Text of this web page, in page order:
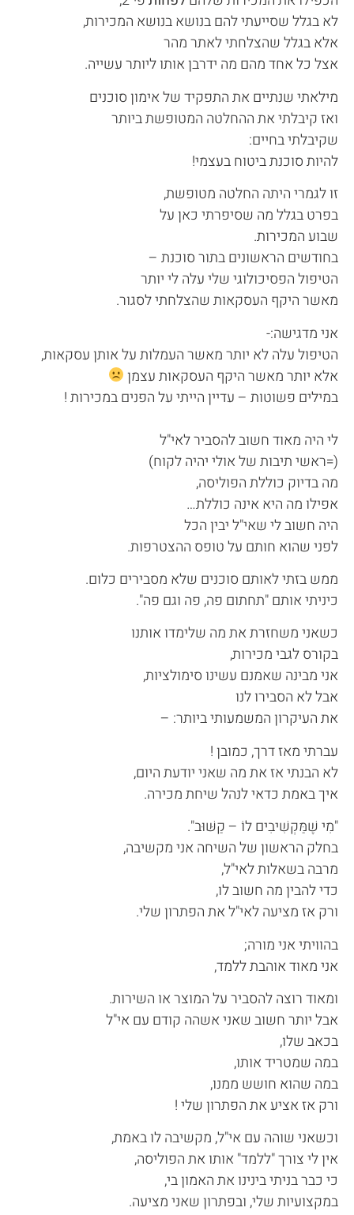
לא בגלל שסייעתי להם בנושא בנושא המכירות,
אלא בגלל שהצלחתי לאתר מהר
אצל כל אחד מהם מה ידרבן אותו ליותר עשייה.
מילאתי שנתיים את התפקיד של אימון סוכנים
ואז קיבלתי את ההחלטה המטופשת ביותר
שקיבלתי בחיים:
להיות סוכנת ביטוח בעצמי!
זו לגמרי היתה החלטה מטופשת,
בפרט בגלל מה שסיפרתי כאן על
שבוע המכירות.
בחודשים הראשונים בתור סוכנת –
הטיפול הפסיכולוגי שלי עלה לי יותר
מאשר היקף העסקאות שהצלחתי לסגור.
אני מדגישה:-
הטיפול עלה לא יותר מאשר העמלות על אותן עסקאות,
אלא יותר מאשר היקף העסקאות עצמן
במילים פשוטות – עדיין הייתי על הפנים במכירות !
לי היה מאוד חשוב להסביר לאי"ל
(=ראשי תיבות של אולי יהיה לקוח)
מה בדיוק כוללת הפוליסה,
אפילו מה היא אינה כוללת…
היה חשוב לי שאי"ל יבין הכל
לפני שהוא חותם על טופס ההצטרפות.
ממש בזתי לאותם סוכנים שלא מסבירים כלום.
כיניתי אותם "תחתום פה, פה וגם פה".
כשאני משחזרת את מה שלימדו אותנו
בקורס לגבי מכירות,
אני מבינה שאמנם עשינו סימולציות,
אבל לא הסבירו לנו
את העיקרון המשמעותי ביותר: –
עברתי מאז דרך, כמובן !
לא הבנתי אז את מה שאני יודעת היום,
איך באמת כדאי לנהל שיחת מכירה.
"מִי שֶׁמַּקְשִׁיבִים לוֹ – קַשּׁוּב".
בחלק הראשון של השיחה אני מקשיבה,
מרבה בשאלות לאי"ל,
כדי להבין מה חשוב לו,
ורק אז מציעה לאי"ל את הפתרון שלי.
בהוויתי אני מורה;
אני מאוד אוהבת ללמד,
ומאוד רוצה להסביר על המוצר או השירות.
אבל יותר חשוב שאני אשהה קודם עם אי"ל
בכאב שלו,
במה שמטריד אותו,
במה שהוא חושש ממנו,
ורק אז אציע את הפתרון שלי !
וכשאני שוהה עם אי"ל, מקשיבה לו באמת,
אין לי צורך "ללמד" אותו את הפוליסה,
כי כבר בניתי בינינו את האמון בי,
במקצועיות שלי, ובפתרון שאני מציעה.